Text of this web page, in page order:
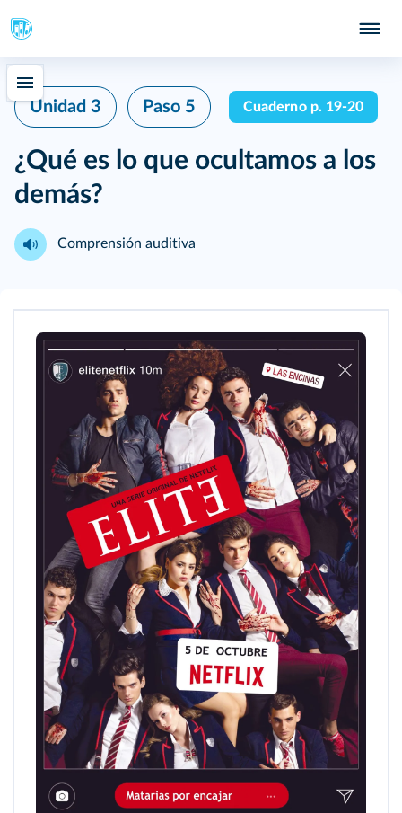
Unidad 3 Paso 5 Cuaderno p. 19-20
¿Qué es lo que ocultamos a los
demás?
Comprensión auditiva